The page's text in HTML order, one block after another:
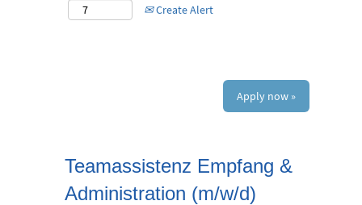
Create Alert
Apply now »
Teamassistenz Empfang &
Administration (m/w/d)